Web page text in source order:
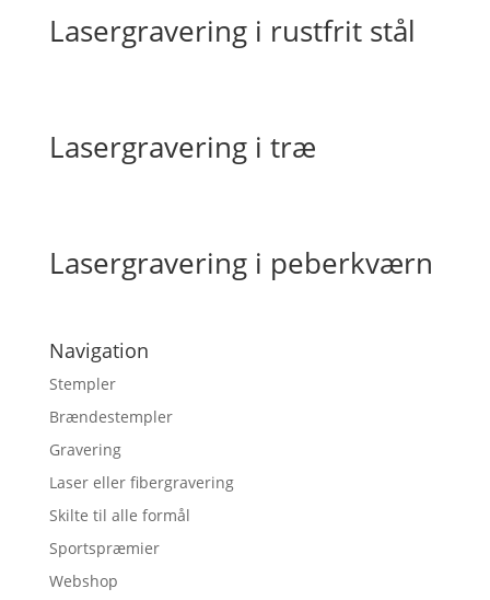
Lasergravering i rustfrit stål
Lasergravering i træ
Lasergravering i peberkværn
Navigation
Stempler
Brændestempler
Gravering
Laser eller fibergravering
Skilte til alle formål
Sportspræmier
Webshop